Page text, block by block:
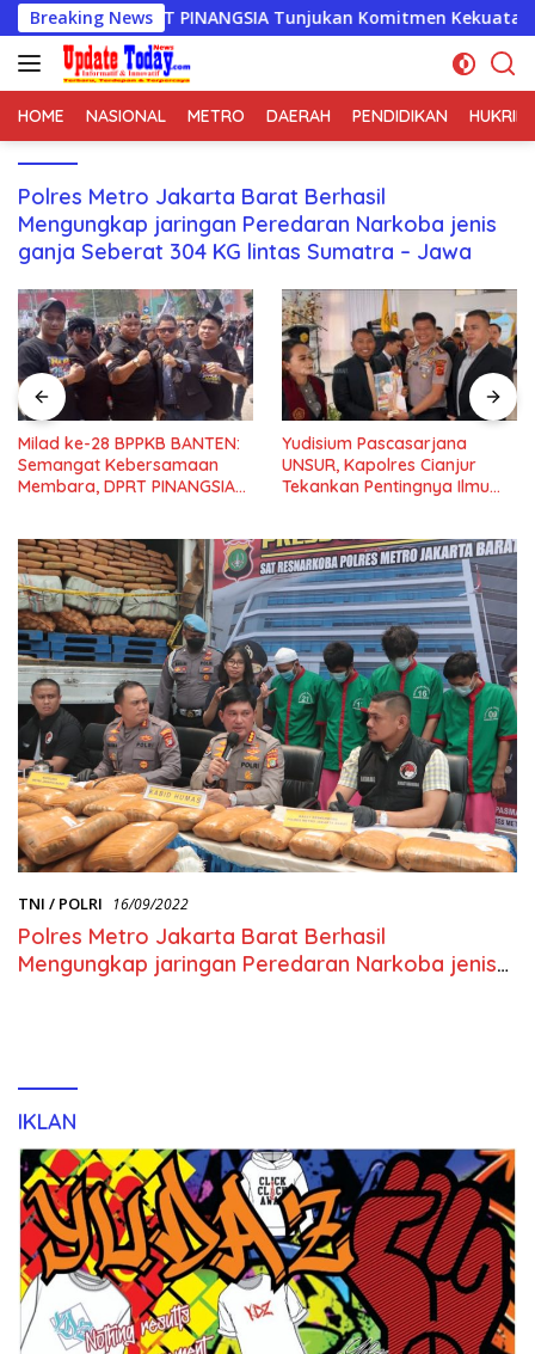
Langsung
ke
konten
Breaking News
DPRT PINANGSIA Tunjukan Komitmen Kekuatan
HOME NASIONAL METRO DAERAH PENDIDIKAN HUKRIM
Polres Metro Jakarta Barat Berhasil
Mengungkap jaringan Peredaran Narkoba jenis
ganja Seberat 304 KG lintas Sumatra – Jawa
BANTEN:
PINANGSIA
Yudisium Pascasarjana
UNSUR, Kapolres Cianjur
Tekankan Pentingnya Ilmu
Turnamen
Cup 2026
Meriahkan
TNI / POLRI 16/09/2022
Polres Metro Jakarta Barat Berhasil
Mengungkap jaringan Peredaran Narkoba jenis
IKLAN